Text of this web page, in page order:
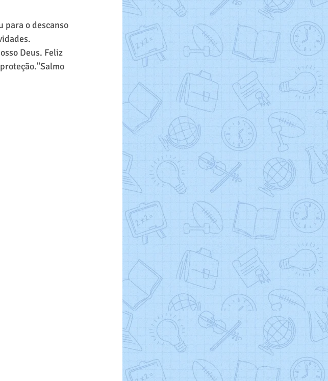
para o descanso
Deus. Feliz